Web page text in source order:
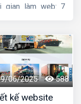
gian làm web: 7
06/2025 588
kế website